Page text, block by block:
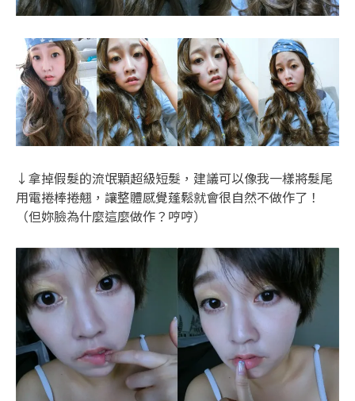
↓拿掉假髮的流氓顆超級短髮，建議可以像我一樣將髮尾
用電捲棒捲翹，讓整體感覺蓬鬆就會很自然不做作了！
（但妳臉為什麼這麼做作？哼哼）